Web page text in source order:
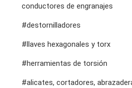
Puntas hexagonales #1/
puntas hexagonales de
Dados con punta de
conductores de engranajes
#destornilladores
#llaves hexagonales y torx
#herramientas de torsión
#alicates, cortadores,